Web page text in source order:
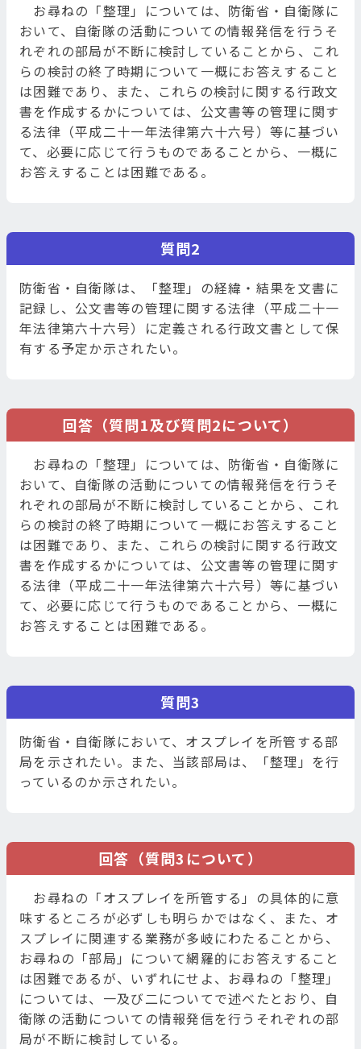
お尋ねの「整理」については、防衛省・自衛隊に
おいて、自衛隊の活動についての情報発信を行うそ
れぞれの部局が不断に検討していることから、これ
らの検討の終了時期について一概にお答えすること
は困難であり、また、これらの検討に関する行政文
書を作成するかについては、公文書等の管理に関す
る法律（平成二十一年法律第六十六号）等に基づい
て、必要に応じて行うものであることから、一概に
お答えすることは困難である。
質問2
防衛省・自衛隊は、「整理」の経緯・結果を文書に
記録し、公文書等の管理に関する法律（平成二十一
年法律第六十六号）に定義される行政文書として保
有する予定か示されたい。
回答（質問1及び質問2について）
お尋ねの「整理」については、防衛省・自衛隊に
おいて、自衛隊の活動についての情報発信を行うそ
れぞれの部局が不断に検討していることから、これ
らの検討の終了時期について一概にお答えすること
は困難であり、また、これらの検討に関する行政文
書を作成するかについては、公文書等の管理に関す
る法律（平成二十一年法律第六十六号）等に基づい
て、必要に応じて行うものであることから、一概に
お答えすることは困難である。
質問3
防衛省・自衛隊において、オスプレイを所管する部
局を示されたい。また、当該部局は、「整理」を行
っているのか示されたい。
回答（質問3について）
お尋ねの「オスプレイを所管する」の具体的に意
味するところが必ずしも明らかではなく、また、オ
スプレイに関連する業務が多岐にわたることから、
お尋ねの「部局」について網羅的にお答えすること
は困難であるが、いずれにせよ、お尋ねの「整理」
については、一及び二についてで述べたとおり、自
衛隊の活動についての情報発信を行うそれぞれの部
局が不断に検討している。